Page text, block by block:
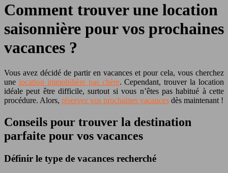
Comment trouver une location
saisonnière pour vos prochaines
vacances ?
Vous avez décidé de partir en vacances et pour cela, vous cherchez
une location immobilière pas chère. Cependant, trouver la location
idéale peut être difficile, surtout si vous n’êtes pas habitué à cette
procédure. Alors, réservez vos prochaines vacances dès maintenant !
Conseils pour trouver la destination
parfaite pour vos vacances
Définir le type de vacances recherché